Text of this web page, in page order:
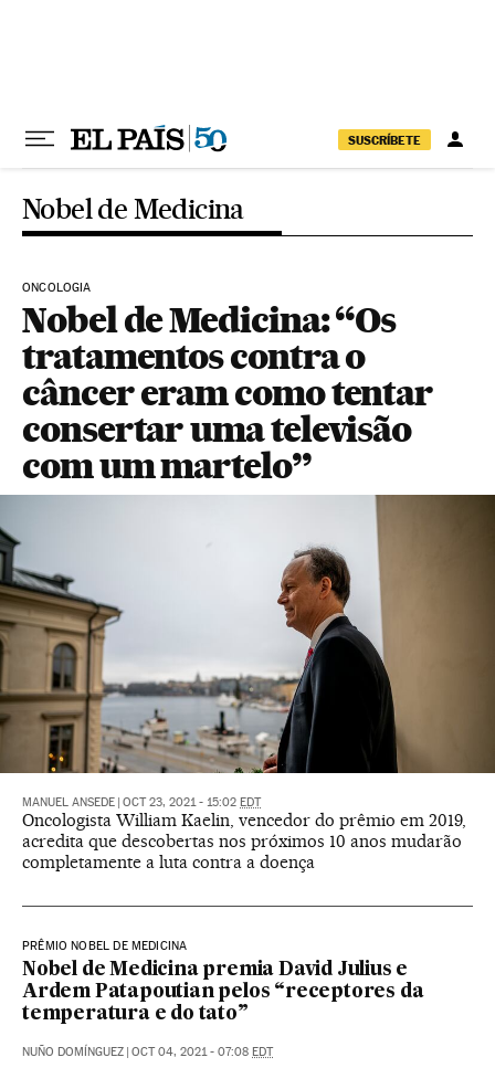
SUSCRÍBETE
Nobel de Medicina
ONCOLOGIA
Nobel de Medicina: “Os
tratamentos contra o
câncer eram como tentar
consertar uma televisão
com um martelo”
MANUEL ANSEDE OCT 23, 2021 - 15:02 EDT
Oncologista William Kaelin, vencedor do prêmio em 2019,
acredita que descobertas nos próximos 10 anos mudarão
completamente a luta contra a doença
PRÊMIO NOBEL DE MEDICINA
Nobel de Medicina premia David Julius e
Ardem Patapoutian pelos “receptores da
temperatura e do tato”
NUÑO DOMÍNGUEZ OCT 04, 2021 - 07:08 EDT